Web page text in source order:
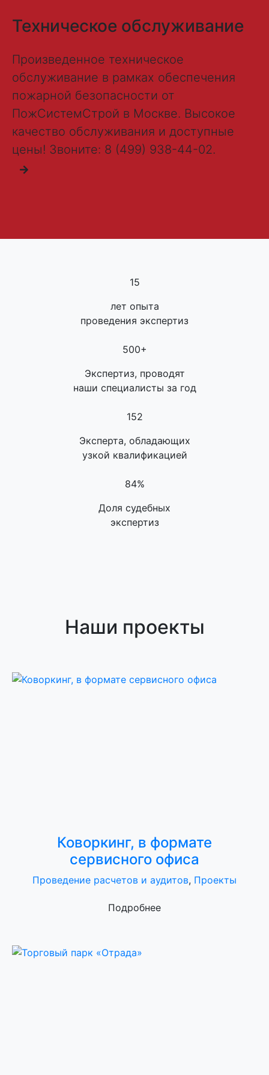
Техническое обслуживание
Произведенное техническое
обслуживание в рамках обеспечения
пожарной безопасности от
ПожСистемСтрой в Москве. Высокое
качество обслуживания и доступные
цены! Звоните: 8 (499) 938-44-02.
15
лет опыта
проведения экспертиз
500+
Экспертиз, проводят
наши специалисты за год
152
Эксперта, обладающих
узкой квалификацией
84%
Доля судебных
экспертиз
Наши проекты
Коворкинг, в формате
сервисного офиса
Проведение расчетов и аудитов, Проекты
Подробнее